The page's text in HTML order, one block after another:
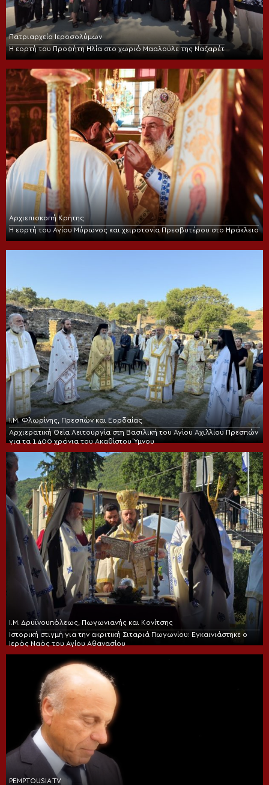
Πατριαρχείο Ιεροσολύμων
Η εορτή του Προφήτη Ηλία στο χωριό Μααλούλε της Ναζαρέτ
Αρχιεπισκοπή Κρήτης
Η εορτή του Αγίου Μύρωνος και χειροτονία Πρεσβυτέρου στο Ηράκλειο
Ι.Μ. Φλωρίνης, Πρεσπών και Εορδαίας
Αρχιερατική Θεία Λειτουργία στη Βασιλική του Αγίου Αχιλλίου Πρεσπών
για τα 1.400 χρόνια του Ακαθίστου Ύμνου
Ι.Μ. Δρυϊνουπόλεως, Πωγωνιανής και Κονίτσης
Ιστορική στιγμή για την ακριτική Σιταριά Πωγωνίου: Εγκαινιάστηκε ο
Ιερός Ναός του Αγίου Αθανασίου
PEMPTOUSIA TV